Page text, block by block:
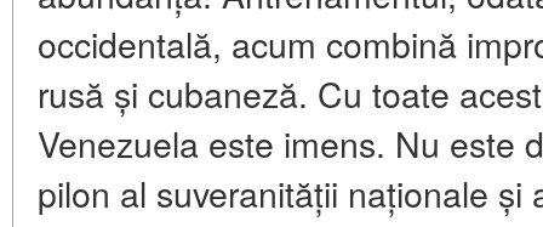
occidentală, acum combină
rusă și cubaneză. Cu toate
Venezuela este imens. Nu este
pilon al suveranității naționale și